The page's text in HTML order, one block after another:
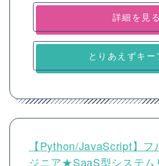
詳細を見る
とりあえずキー
【Python/JavaScript】
ジニア★SaaS型システム